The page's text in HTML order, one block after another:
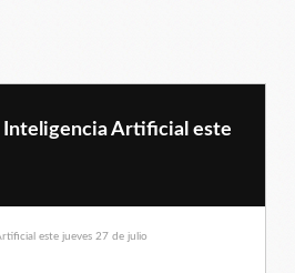
Artificial este